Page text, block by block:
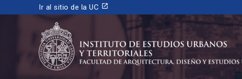
Ir al sitio de la UC launch
INSTITUTO DE ESTUDIOS URBANOS